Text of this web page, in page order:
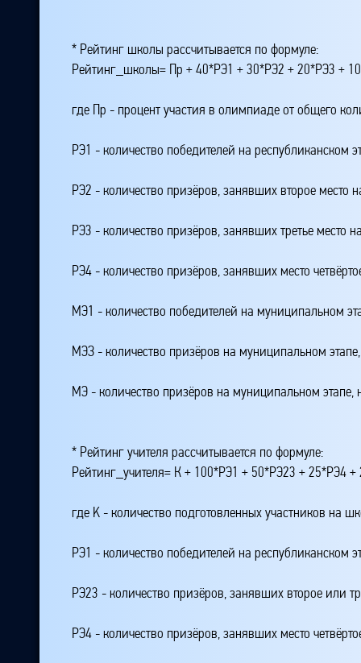
* Рейтинг школы рассчитывается по формуле:
Рейтинг_школы= Пр + 40*РЭ1 + 30*РЭ2 + 20*РЭ3 +
где Пр - процент участия в олимпиаде от общего
РЭ1 - количество победителей на республиканском
РЭ2 - количество призёров, занявших второе место
РЭ3 - количество призёров, занявших третье место
РЭ4 - количество призёров, занявших место
МЭ1 - количество победителей на муниципальном
МЭЗ - количество призёров на муниципальном
МЭ - количество призёров на муниципальном
* Рейтинг учителя рассчитывается по формуле:
Рейтинг_учителя= К + 100*РЭ1 + 50*РЭ23 +
где K - количество подготовленных участников на
РЭ1 - количество победителей на республиканском
РЭ23 - количество призёров, занявших второе или
РЭ4 - количество призёров, занявших место